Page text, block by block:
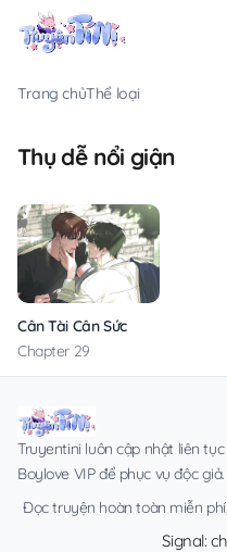
Trang chủThể loại
Thụ dễ nổi giận
Cân Tài Cân Sức
Chapter 29
Truyentini luôn cập nhật liên
Boylove VIP để phục vụ độc giả.
Đọc truyện hoàn toàn miễn
Signal: